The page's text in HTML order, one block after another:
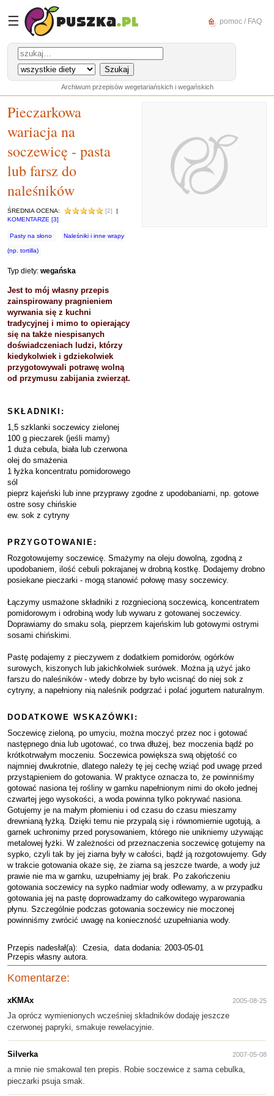
☰ pomoc / FAQ
Archiwum przepisów wegetariańskich i wegańskich
Pieczarkowa
wariacja na
soczewicę - pasta
lub farsz do
naleśników
ŚREDNIA OCENA: [2]
|
KOMENTARZE [3]
Pasty na słono Naleśniki i inne wrapy
(np. tortilla)
Typ diety: wegańska
Jest to mój własny przepis
zainspirowany pragnieniem
wyrwania się z kuchni
tradycyjnej i mimo to opierający
się na także niespisanych
doświadczeniach ludzi, którzy
kiedykolwiek i gdziekolwiek
przygotowywali potrawę wolną
od przymusu zabijania zwierząt.
SKŁADNIKI:
1,5 szklanki soczewicy zielonej
100 g pieczarek (jeśli mamy)
1 duża cebula, biała lub czerwona
olej do smażenia
1 łyżka koncentratu pomidorowego
sól
pieprz kajeński lub inne przyprawy zgodne z upodobaniami, np. gotowe
ostre sosy chińskie
ew. sok z cytryny
PRZYGOTOWANIE:
Rozgotowujemy soczewicę. Smażymy na oleju dowolną, zgodną z
upodobaniem, ilość cebuli pokrajanej w drobną kostkę. Dodajemy drobno
posiekane pieczarki - mogą stanowić połowę masy soczewicy.
Łączymy usmażone składniki z rozgniecioną soczewicą, koncentratem
pomidorowym i odrobiną wody lub wywaru z gotowanej soczewicy.
Doprawiamy do smaku solą, pieprzem kajeńskim lub gotowymi ostrymi
sosami chińskimi.
Pastę podajemy z pieczywem z dodatkiem pomidorów, ogórków
surowych, kiszonych lub jakichkolwiek surówek. Można ją użyć jako
farszu do naleśników - wtedy dobrze by było wcisnąć do niej sok z
cytryny, a napełniony nią naleśnik podgrzać i polać jogurtem naturalnym.
DODATKOWE WSKAZÓWKI:
Soczewicę zieloną, po umyciu, można moczyć przez noc i gotować
następnego dnia lub ugotować, co trwa dłużej, bez moczenia bądź po
krótkotrwałym moczeniu. Soczewica powiększa swą objętość co
najmniej dwukrotnie, dlatego należy tę jej cechę wziąć pod uwagę przed
przystąpieniem do gotowania. W praktyce oznacza to, że powinniśmy
gotować nasiona tej rośliny w garnku napełnionym nimi do około jednej
czwartej jego wysokości, a woda powinna tylko pokrywać nasiona.
Gotujemy je na małym płomieniu i od czasu do czasu mieszamy
drewnianą łyżką. Dzięki temu nie przypalą się i równomiernie ugotują, a
garnek uchronimy przed porysowaniem, którego nie unikniemy używając
metalowej łyżki. W zależności od przeznaczenia soczewicę gotujemy na
sypko, czyli tak by jej ziarna były w całości, bądź ją rozgotowujemy. Gdy
w trakcie gotowania okaże się, że ziarna są jeszcze twarde, a wody już
prawie nie ma w garnku, uzupełniamy jej brak. Po zakończeniu
gotowania soczewicy na sypko nadmiar wody odlewamy, a w przypadku
gotowania jej na pastę doprowadzamy do całkowitego wyparowania
płynu. Szczególnie podczas gotowania soczewicy nie moczonej
powinniśmy zwrócić uwagę na konieczność uzupełniania wody.
Przepis nadesłał(a): Czesia, data dodania: 2003-05-01
Przepis własny autora.
Komentarze:
xKMAx 2005-08-25
Ja oprócz wymienionych wcześniej składników dodaję jeszcze
czerwonej papryki, smakuje rewelacyjnie.
Silverka 2007-05-08
a mnie nie smakowal ten prepis. Robie soczewice z sama cebulka,
pieczarki psuja smak.